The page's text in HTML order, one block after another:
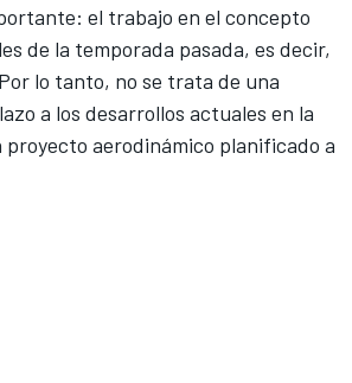
el trabajo en el concepto
de la temporada pasada, es decir,
lo tanto, no se trata de una
a los desarrollos actuales en la
proyecto aerodinámico planificado a